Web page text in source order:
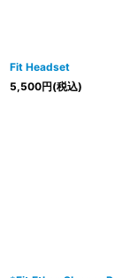
Fit Headset
5,500円(税込)